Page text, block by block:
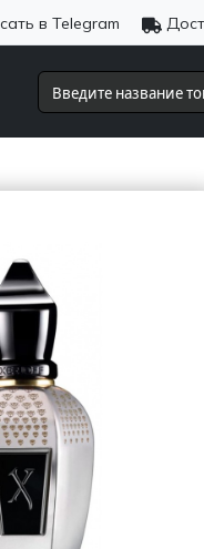
в Telegram